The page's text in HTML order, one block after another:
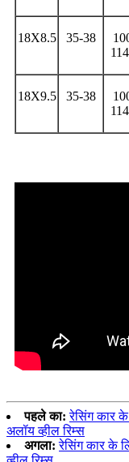
18X8.5 35-38
18X9.5 35-38
पहले का: रेसिंग कार के
अलॉय व्हील रिम्स
अगला: रेसिंग कार के